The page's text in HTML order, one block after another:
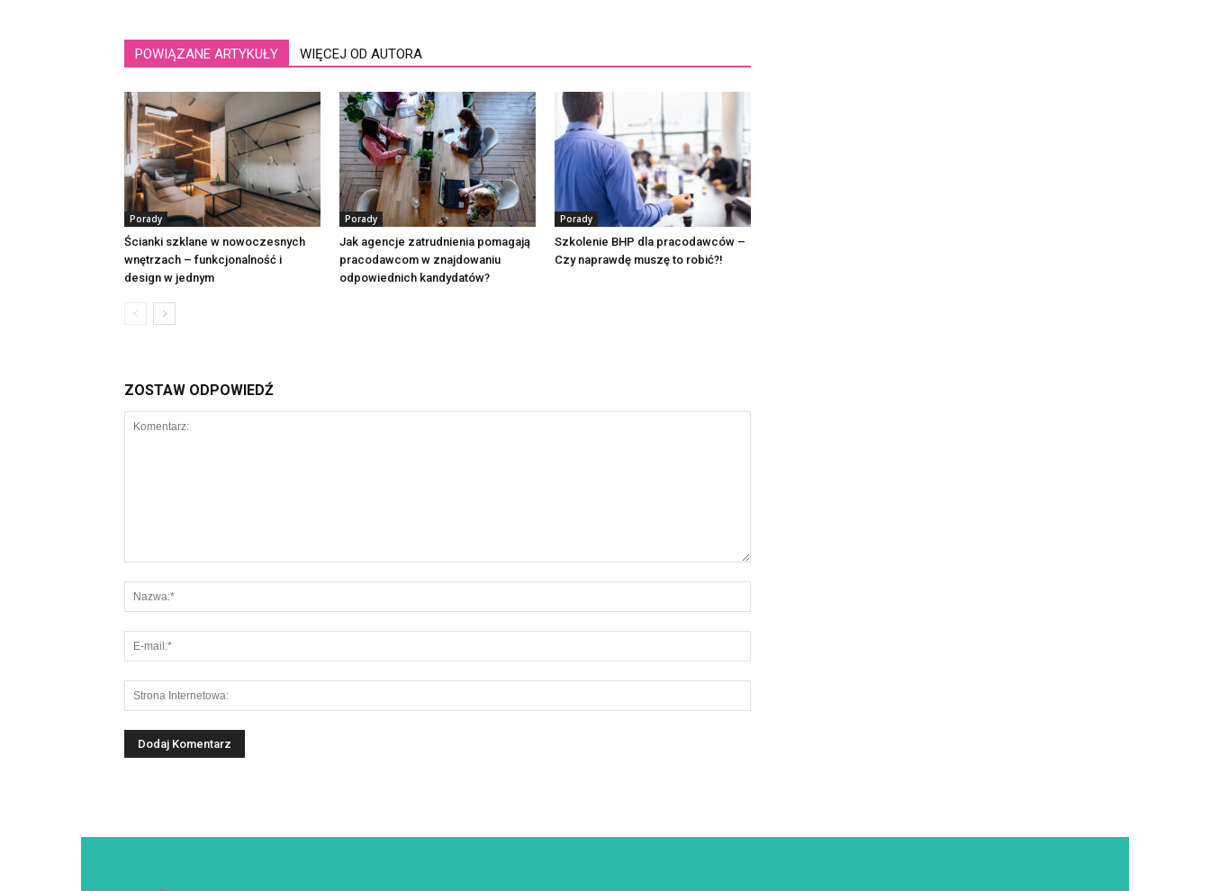
POWIĄZANE ARTYKUŁY WIĘCEJ OD AUTORA
Porady
Ścianki szklane w nowoczesnych
wnętrzach – funkcjonalność i
design w jednym
Porady
Jak agencje zatrudnienia pomagają
pracodawcom w znajdowaniu
odpowiednich kandydatów?
Porady
Szkolenie BHP dla pracodawców –
Czy naprawdę muszę to robić?!
ZOSTAW ODPOWIEDŹ